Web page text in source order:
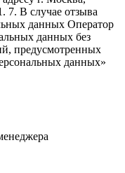
7. В случае отзыва
данных Оператор
данных без
предусмотренных
данных»